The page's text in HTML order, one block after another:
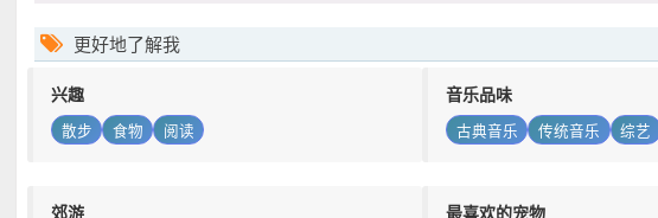
更好地了解我
兴趣
散步 食物 阅读
音乐品味
古典音乐 传统音乐 综艺
郊游 最喜欢的宠物